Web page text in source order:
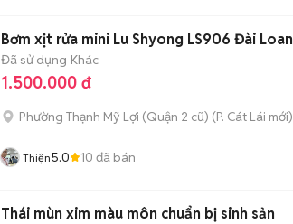
Bơm xịt rửa mini Lu Shyong LS906 Đài Loan
Đã sử dụng Khác
1.500.000 đ
Phường Thạnh Mỹ Lợi (Quận 2 cũ) (P. Cát Lái mới)
Thiện5.0 10 đã bán
Thái mùn xim màu môn chuẩn bị sinh sản